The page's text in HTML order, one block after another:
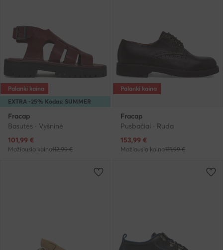
EXTRA -25% Kodas: SUMMER
Palanki kaina
Fracap
Basutės · Vyšninė
Dabartinė kaina
101,99 €
Mažiausia kaina112,99 €
Palanki kaina
Fracap
Pusbačiai · Ruda
Dabartinė kaina
153,99 €
Mažiausia kaina171,99 €